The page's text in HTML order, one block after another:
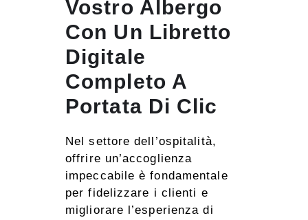
Vostro Albergo
Con Un Libretto
Digitale
Completo A
Portata Di Clic
Nel settore dell’ospitalità,
offrire un’accoglienza
impeccabile è fondamentale
per fidelizzare i clienti e
migliorare l’esperienza di